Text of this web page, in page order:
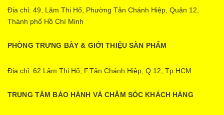
Địa chỉ: 49, Lâm Thị Hố, Phường Tân Chánh Hiệp, Quận 12,
Thành phố Hồ Chí Minh
PHÒNG TRƯNG BÀY & GIỚI THIỆU SÀN PHẨM
Địa chỉ: 62 Lâm Thị Hố, F.Tân Chánh Hiệp, Q.12, Tp.HCM
TRUNG TÂM BẢO HÀNH VÀ CHĂM SÓC KHÁCH HÀNG